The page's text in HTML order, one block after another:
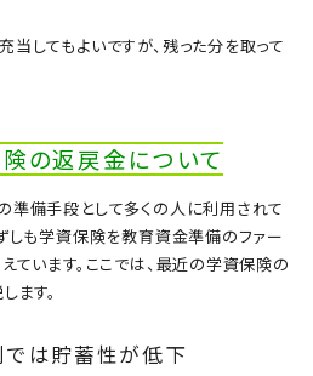
してもよいですが、残った分を取って
の返戻金について
準備手段として多くの人に利用されて
しも学資保険を教育資金準備のファー
ています。ここでは、最近の学資保険の
ます。
は貯蓄性が低下